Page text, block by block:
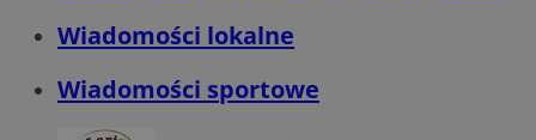
Wiadomości lokalne
Wiadomości sportowe